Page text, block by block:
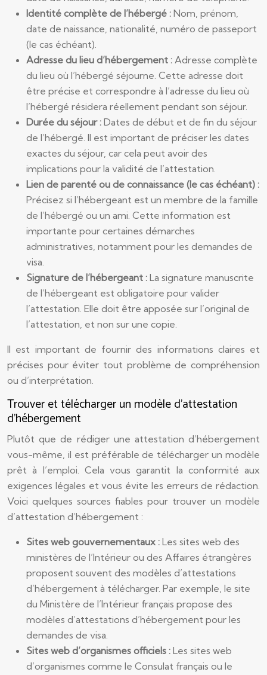
Identité complète de l’hébergé : Nom, prénom,
date de naissance, nationalité, numéro de passeport
(le cas échéant).
Adresse du lieu d’hébergement : Adresse complète
du lieu où l’hébergé séjourne. Cette adresse doit
être précise et correspondre à l’adresse du lieu où
l’hébergé résidera réellement pendant son séjour.
Durée du séjour : Dates de début et de fin du séjour
de l’hébergé. Il est important de préciser les dates
exactes du séjour, car cela peut avoir des
implications pour la validité de l’attestation.
Lien de parenté ou de connaissance (le cas échéant) :
Précisez si l’hébergeant est un membre de la famille
de l’hébergé ou un ami. Cette information est
importante pour certaines démarches
administratives, notamment pour les demandes de
visa.
Signature de l’hébergeant : La signature manuscrite
de l’hébergeant est obligatoire pour valider
l’attestation. Elle doit être apposée sur l’original de
l’attestation, et non sur une copie.
Il est important de fournir des informations claires et
précises pour éviter tout problème de compréhension
ou d’interprétation.
Trouver et télécharger un modèle d’attestation
d’hébergement
Plutôt que de rédiger une attestation d’hébergement
vous-même, il est préférable de télécharger un modèle
prêt à l’emploi. Cela vous garantit la conformité aux
exigences légales et vous évite les erreurs de rédaction.
Voici quelques sources fiables pour trouver un modèle
d’attestation d’hébergement :
Sites web gouvernementaux : Les sites web des
ministères de l’Intérieur ou des Affaires étrangères
proposent souvent des modèles d’attestations
d’hébergement à télécharger. Par exemple, le site
du Ministère de l’Intérieur français propose des
modèles d’attestations d’hébergement pour les
demandes de visa.
Sites web d’organismes officiels : Les sites web
d’organismes comme le Consulat français ou le